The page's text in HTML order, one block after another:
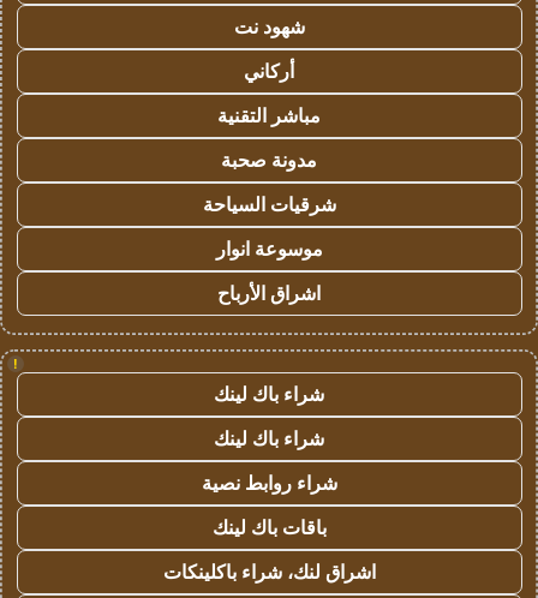
شهود نت
أركاني
مباشر التقنية
مدونة صحبة
شرقيات السياحة
موسوعة انوار
اشراق الأرباح
!
شراء باك لينك
شراء باك لينك
شراء روابط نصية
باقات باك لينك
اشراق لنك، شراء باكلينكات